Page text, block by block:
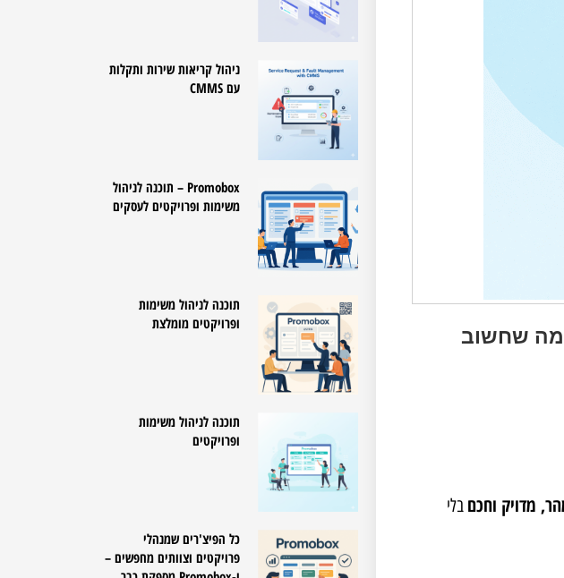
מדויק וחכם בלי
ניהול קריאות שירות ותקלות
עם CMMS
Promobox – תוכנה לניהול
משימות ופרויקטים לעסקים
תוכנה לניהול משימות
ופרויקטים מומלצת
תוכנה לניהול משימות
ופרויקטים
כל הפיצ'רים שמנהלי
פרויקטים וצוותים מחפשים –